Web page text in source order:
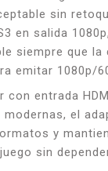
sin
en salida
siempre que la
emitar 1080p/
con entrada
el
y
sin